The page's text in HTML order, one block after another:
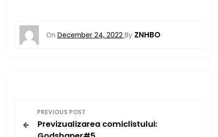
On December 24, 2022 By ZNHBO
o
PREVIOUS POST
Previzualizarea comiclistului: